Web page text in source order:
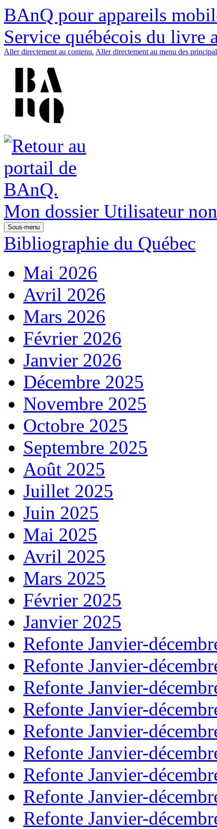
BAnQ pour appareils
Service québécois du livre
Aller directement au contenu. Aller directement au menu des
Mon dossier Utilisateur
Sous-menu
Bibliographie du Québec
Mai 2026
Avril 2026
Mars 2026
Février 2026
Janvier 2026
Décembre 2025
Novembre 2025
Octobre 2025
Septembre 2025
Août 2025
Juillet 2025
Juin 2025
Mai 2025
Avril 2025
Mars 2025
Février 2025
Janvier 2025
Refonte Janvier-
Refonte Janvier-
Refonte Janvier-
Refonte Janvier-
Refonte Janvier-
Refonte Janvier-
Refonte Janvier-
Refonte Janvier-
Refonte Janvier-